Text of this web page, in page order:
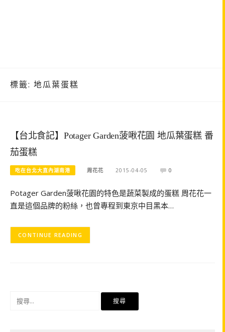
標籤: 地瓜葉蛋糕
【台北食記】Potager Garden菠啾花園 地瓜葉蛋糕 番
茄蛋糕
吃在台北大直內湖南港 周花花 2015-04-05 0
Potager Garden菠啾花園的特色是蔬菜製成的蛋糕 周花花一
直是這個品牌的粉絲，也曾專程到東京中目黑本…
CONTINUE READING